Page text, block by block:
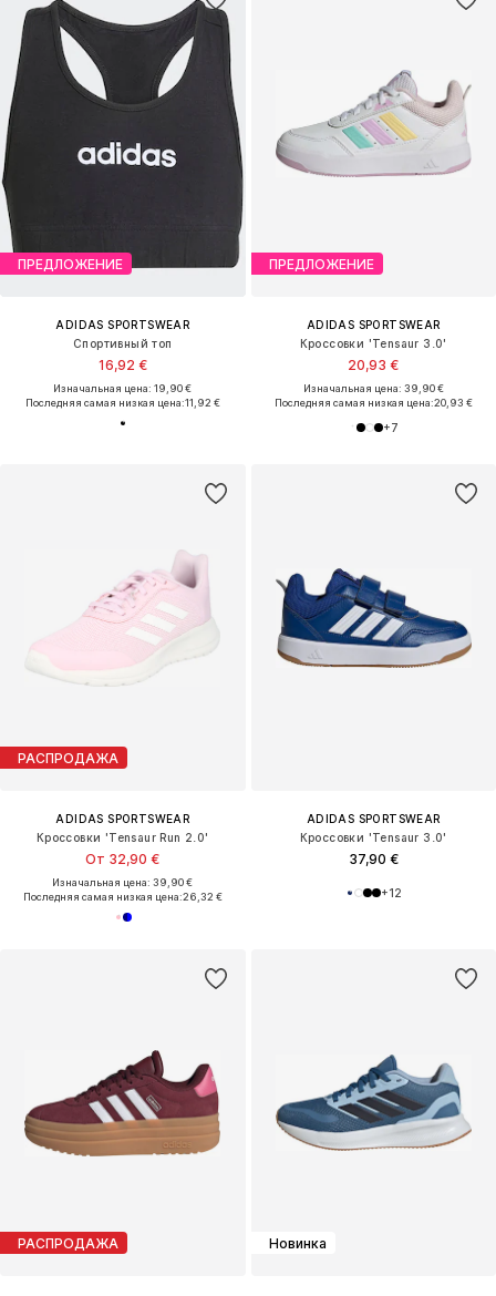
ПРЕДЛОЖЕНИЕ
ADIDAS SPORTSWEAR
Спортивный топ
16,92 €
Изначальная цена: 19,90 €
Последняя самая низкая цена:11,92 €
ПРЕДЛОЖЕНИЕ
ADIDAS SPORTSWEAR
Кроссовки 'Tensaur 3.0'
20,93 €
Изначальная цена: 39,90 €
Последняя самая низкая цена:20,93 €
+7
РАСПРОДАЖА
ADIDAS SPORTSWEAR
Кроссовки 'Tensaur Run 2.0'
От 32,90 €
Изначальная цена: 39,90 €
Последняя самая низкая цена:26,32 €
ADIDAS SPORTSWEAR
Кроссовки 'Tensaur 3.0'
37,90 €
+12
РАСПРОДАЖА Новинка